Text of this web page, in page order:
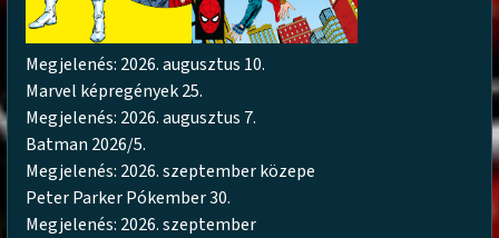
Megjelenés: 2026. augusztus 10.
Marvel képregények 25.
Megjelenés: 2026. augusztus 7.
Batman 2026/5.
Megjelenés: 2026. szeptember közepe
Peter Parker Pókember 30.
Megjelenés: 2026. szeptember